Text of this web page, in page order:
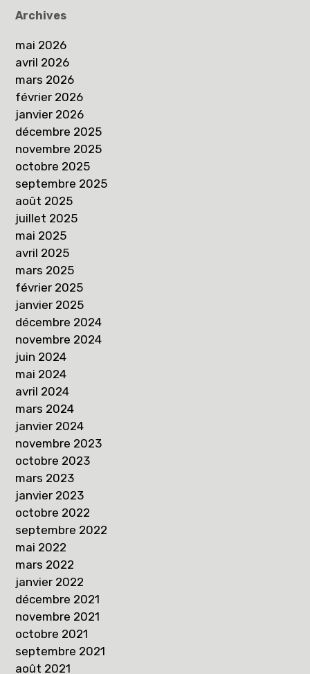
Archives
mai 2026
avril 2026
mars 2026
février 2026
janvier 2026
décembre 2025
novembre 2025
octobre 2025
septembre 2025
août 2025
juillet 2025
mai 2025
avril 2025
mars 2025
février 2025
janvier 2025
décembre 2024
novembre 2024
juin 2024
mai 2024
avril 2024
mars 2024
janvier 2024
novembre 2023
octobre 2023
mars 2023
janvier 2023
octobre 2022
septembre 2022
mai 2022
mars 2022
janvier 2022
décembre 2021
novembre 2021
octobre 2021
septembre 2021
août 2021